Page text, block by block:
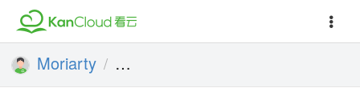
Moriarty / 基于es6/7/8/9封装的工具函数(持